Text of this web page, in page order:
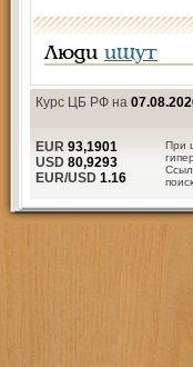
Люди ищут
Курс ЦБ РФ на
При
EUR 93,1901
USD 80,9293
EUR/USD 1.16